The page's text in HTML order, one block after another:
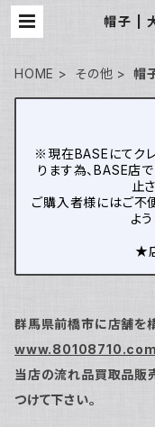
帽子 |
HOME その他 帽
※現在BASEにてク
ります為、BASE店
止
ご購入者様にはご不
よ
★
群馬県前橋市に店舗を
当店の流れ品買取品販
つけて下さい。